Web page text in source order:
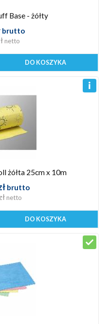
Base - żółty
brutto
netto
DO KOSZYKA
żółta 25cm x 10m
brutto
netto
DO KOSZYKA